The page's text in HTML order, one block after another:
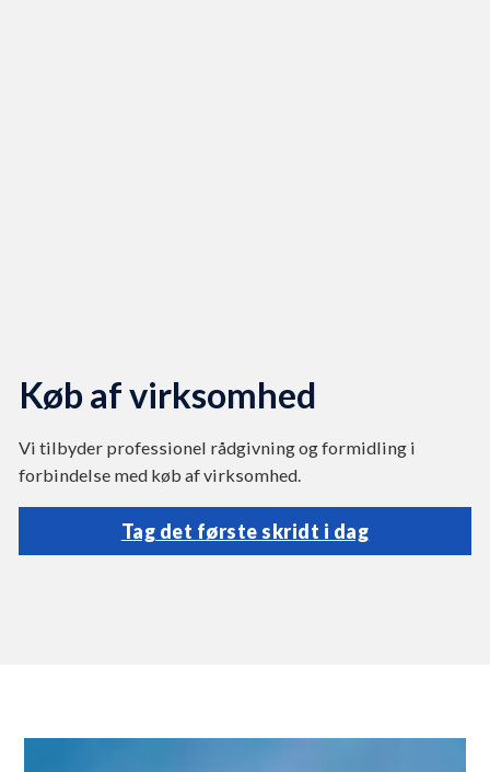
Køb af virksomhed
Vi tilbyder professionel rådgivning og formidling i
forbindelse med køb af virksomhed.
Tag det første skridt i dag